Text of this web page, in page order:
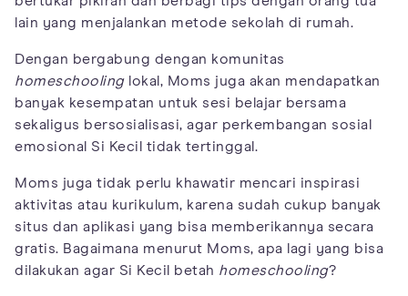
lain yang menjalankan metode sekolah di rumah.
Dengan bergabung dengan komunitas
homeschoolinglokal, Moms juga akan mendapatkan
banyak kesempatan untuk sesi belajar bersama
sekaligus bersosialisasi, agar perkembangan sosial
emosional Si Kecil tidak tertinggal.
Moms juga tidak perlu khawatir mencari inspirasi
aktivitas atau kurikulum, karena sudah cukup banyak
situs dan aplikasi yang bisa memberikannya secara
gratis. Bagaimana menurut Moms, apa lagi yang bisa
dilakukan agar Si Kecil betah homeschooling?